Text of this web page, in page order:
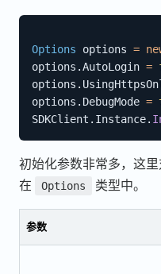
Options options =
options .AutoLogin =
options .
options . DebugMode =
SDKClient . Instance.
初始化参数非常多，这
在
Options 类型中。
参数